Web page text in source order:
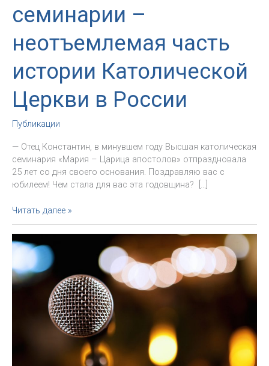
семинарии –
неотъемлемая часть
истории Католической
Церкви в России
Публикации
— Отец Константин, в минувшем году Высшая католическая
семинария «Мария – Царица апостолов» отпраздновала
25 лет со дня своего основания. Поздравляю вас с
юбилеем! Чем стала для вас эта годовщина? […]
Священник
Константин
Передерий:
История
петербургской
семинарии
–
неотъемлемая
Католической
Читать далее »